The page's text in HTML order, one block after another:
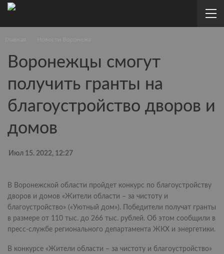
Воронежцы смогут
получить гранты на
благоустройство дворов и
домов
Июл 15. 2022, 12:27
В Воронежской области пройдет конкурс по благоустройству
дворов и домов «Жители области – за чистоту и
благоустройство» («Уютный дом»). Победители получат гранты
в размере от 110 тыс. до 266 тыс. рублей. Об этом сообщили в
пресс-службе регионального департамента ЖКХ и энергетики.
В конкурсе «Жители области – за чистоту и благоустройство»